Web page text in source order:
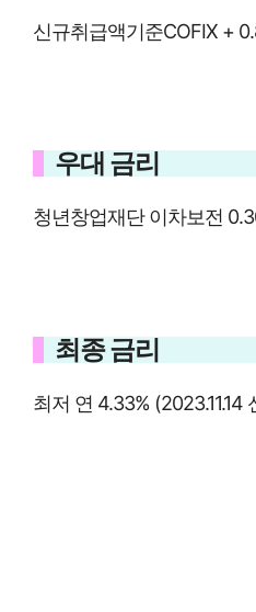
신규취급액기준COFIX +
우대 금리
청년창업재단 이차보전
최종 금리
최저 연 4.33% (2023.11.14